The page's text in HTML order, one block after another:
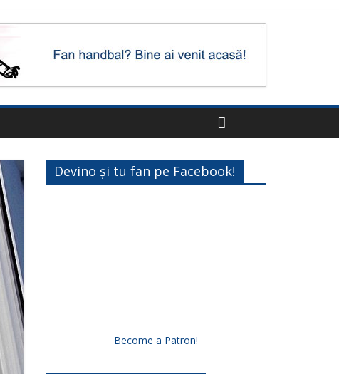
Devino și tu fan pe Facebook!
Become a Patron!